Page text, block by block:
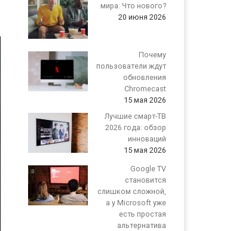
мира: Что нового?
20 июня 2026
Почему
пользователи ждут
обновления
Chromecast
15 мая 2026
Лучшие смарт-ТВ
2026 года: обзор
инноваций
15 мая 2026
Google TV
становится
слишком сложной,
а у Microsoft уже
есть простая
альтернатива